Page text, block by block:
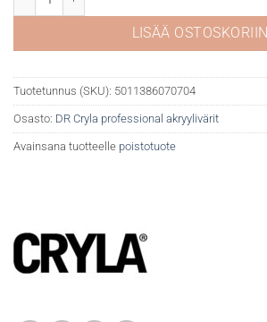
LISÄÄ OSTOSKORIIN
Tuotetunnus (SKU): 5011386070704
Osasto: DR Cryla professional akryylivärit
Avainsana tuotteelle poistotuote